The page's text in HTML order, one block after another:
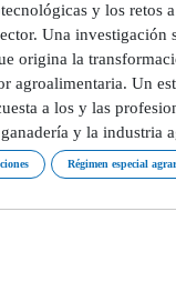
y los retos
Una investigación
origina la
agroalimentaria. Un
a los y las
y la industria
Régimen especial